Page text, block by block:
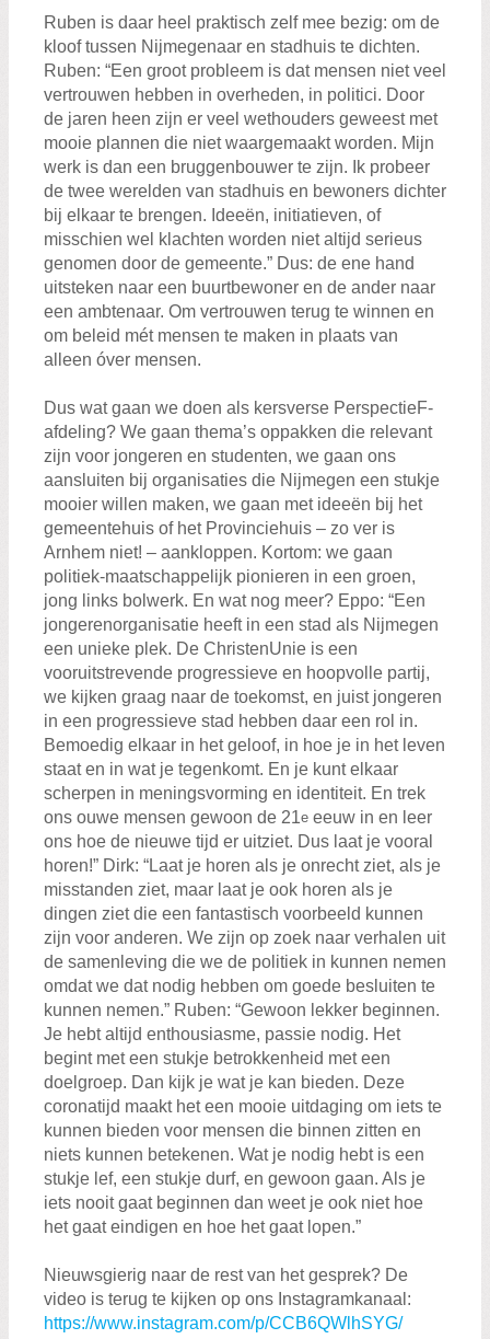
Ruben is daar heel praktisch zelf mee bezig: om de
kloof tussen Nijmegenaar en stadhuis te dichten.
Ruben: “Een groot probleem is dat mensen niet veel
vertrouwen hebben in overheden, in politici. Door
de jaren heen zijn er veel wethouders geweest met
mooie plannen die niet waargemaakt worden. Mijn
werk is dan een bruggenbouwer te zijn. Ik probeer
de twee werelden van stadhuis en bewoners dichter
bij elkaar te brengen. Ideeën, initiatieven, of
misschien wel klachten worden niet altijd serieus
genomen door de gemeente.” Dus: de ene hand
uitsteken naar een buurtbewoner en de ander naar
een ambtenaar. Om vertrouwen terug te winnen en
om beleid mét mensen te maken in plaats van
alleen óver mensen.
Dus wat gaan we doen als kersverse PerspectieF-
afdeling? We gaan thema’s oppakken die relevant
zijn voor jongeren en studenten, we gaan ons
aansluiten bij organisaties die Nijmegen een stukje
mooier willen maken, we gaan met ideeën bij het
gemeentehuis of het Provinciehuis – zo ver is
Arnhem niet! – aankloppen. Kortom: we gaan
politiek-maatschappelijk pionieren in een groen,
jong links bolwerk. En wat nog meer? Eppo: “Een
jongerenorganisatie heeft in een stad als Nijmegen
een unieke plek. De ChristenUnie is een
vooruitstrevende progressieve en hoopvolle partij,
we kijken graag naar de toekomst, en juist jongeren
in een progressieve stad hebben daar een rol in.
Bemoedig elkaar in het geloof, in hoe je in het leven
staat en in wat je tegenkomt. En je kunt elkaar
scherpen in meningsvorming en identiteit. En trek
ons ouwe mensen gewoon de 21e eeuw in en leer
ons hoe de nieuwe tijd er uitziet. Dus laat je vooral
horen!” Dirk: “Laat je horen als je onrecht ziet, als je
misstanden ziet, maar laat je ook horen als je
dingen ziet die een fantastisch voorbeeld kunnen
zijn voor anderen. We zijn op zoek naar verhalen uit
de samenleving die we de politiek in kunnen nemen
omdat we dat nodig hebben om goede besluiten te
kunnen nemen.” Ruben: “Gewoon lekker beginnen.
Je hebt altijd enthousiasme, passie nodig. Het
begint met een stukje betrokkenheid met een
doelgroep. Dan kijk je wat je kan bieden. Deze
coronatijd maakt het een mooie uitdaging om iets te
kunnen bieden voor mensen die binnen zitten en
niets kunnen betekenen. Wat je nodig hebt is een
stukje lef, een stukje durf, en gewoon gaan. Als je
iets nooit gaat beginnen dan weet je ook niet hoe
het gaat eindigen en hoe het gaat lopen.”
Nieuwsgierig naar de rest van het gesprek? De
video is terug te kijken op ons Instagramkanaal:
https://www.instagram.com/p/CCB6QWlhSYG/